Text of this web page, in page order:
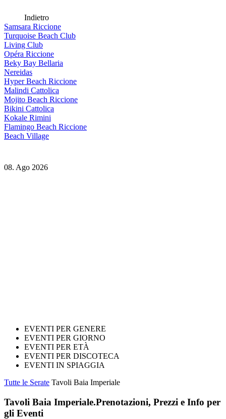
Indietro
Samsara Riccione
Turquoise Beach Club
Living Club
Opéra Riccione
Beky Bay Bellaria
Nereidas
Hyper Beach Riccione
Malindi Cattolica
Mojito Beach Riccione
Bikini Cattolica
Kokale Rimini
Flamingo Beach Riccione
Beach Village
08. Ago 2026
EVENTI PER GENERE
EVENTI PER GIORNO
EVENTI PER ETÀ
EVENTI PER DISCOTECA
EVENTI IN SPIAGGIA
Tutte le Serate Tavoli Baia Imperiale
Tavoli Baia Imperiale.Prenotazioni, Prezzi e Info per
gli Eventi